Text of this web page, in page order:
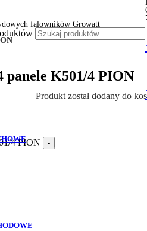
falowników Growatt
Produkt został dodany do
K501/4 PION
4 PION -